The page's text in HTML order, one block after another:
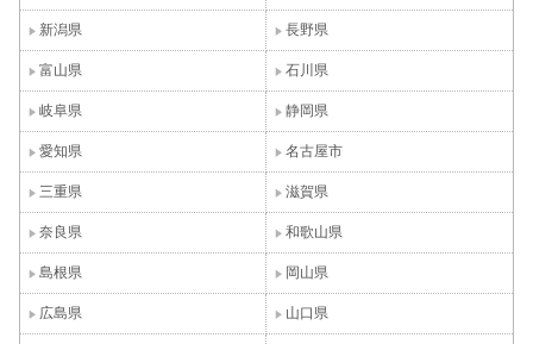
新潟県 長野県
富山県 石川県
岐阜県 静岡県
愛知県 名古屋市
三重県 滋賀県
奈良県 和歌山県
島根県 岡山県
広島県 山口県